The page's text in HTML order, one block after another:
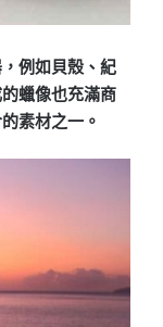
例如貝殼、紀
蠟像也充滿商
素材之一。